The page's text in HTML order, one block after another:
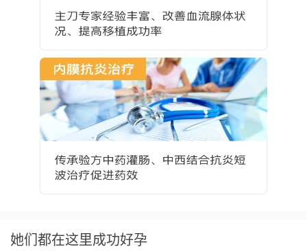
她们都在这里成功好孕